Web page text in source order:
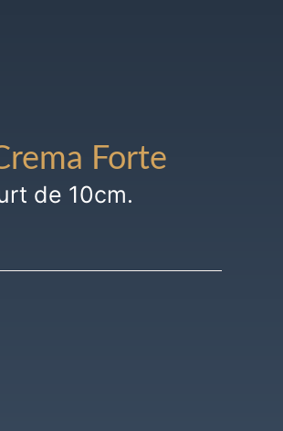
Forte
de 10cm.